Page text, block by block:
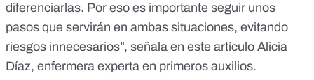
diferenciarlas. Por eso es importante seguir unos
pasos que servirán en ambas situaciones, evitando
riesgos innecesarios”, señala en este artículo Alicia
Díaz, enfermera experta en primeros auxilios.